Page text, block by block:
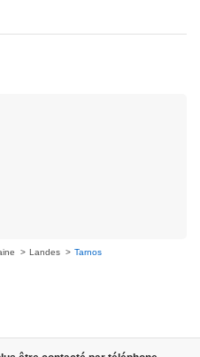
Landes Tarnos